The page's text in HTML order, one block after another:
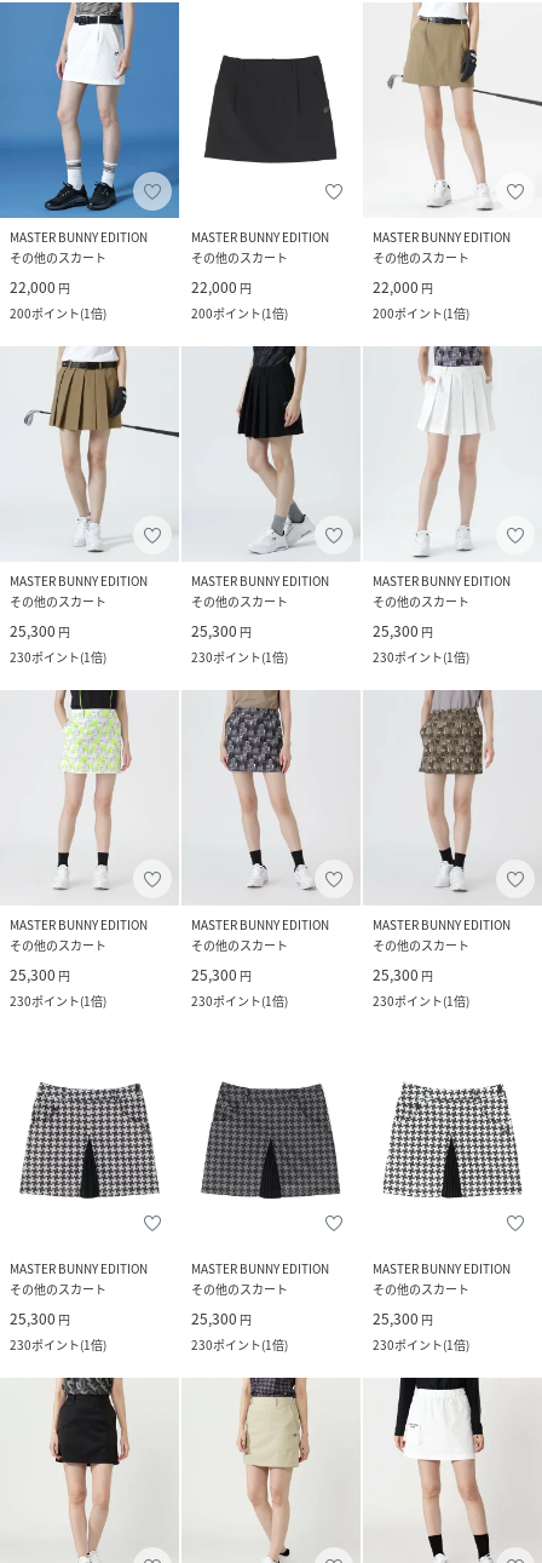
MASTER BUNNY EDITION
その他のスカート
22,000 円
200ポイント(1倍)
MASTER BUNNY EDITION
その他のスカート
22,000 円
200ポイント(1倍)
MASTER BUNNY EDITION
その他のスカート
22,000 円
200ポイント(1倍)
MASTER BUNNY EDITION
その他のスカート
25,300 円
230ポイント(1倍)
MASTER BUNNY EDITION
その他のスカート
25,300 円
230ポイント(1倍)
MASTER BUNNY EDITION
その他のスカート
25,300 円
230ポイント(1倍)
MASTER BUNNY EDITION
その他のスカート
25,300 円
230ポイント(1倍)
MASTER BUNNY EDITION
その他のスカート
25,300 円
230ポイント(1倍)
MASTER BUNNY EDITION
その他のスカート
25,300 円
230ポイント(1倍)
MASTER BUNNY EDITION
その他のスカート
25,300 円
230ポイント(1倍)
MASTER BUNNY EDITION
その他のスカート
25,300 円
230ポイント(1倍)
MASTER BUNNY EDITION
その他のスカート
25,300 円
230ポイント(1倍)